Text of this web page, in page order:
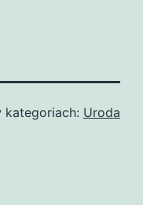
kategoriach: Uroda